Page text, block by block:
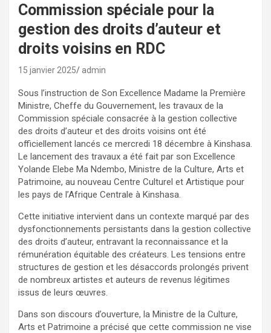
Commission spéciale pour la
gestion des droits d’auteur et
droits voisins en RDC
15 janvier 2025 admin
Sous l’instruction de Son Excellence Madame la Première
Ministre, Cheffe du Gouvernement, les travaux de la
Commission spéciale consacrée à la gestion collective
des droits d’auteur et des droits voisins ont été
officiellement lancés ce mercredi 18 décembre à Kinshasa.
Le lancement des travaux a été fait par son Excellence
Yolande Elebe Ma Ndembo, Ministre de la Culture, Arts et
Patrimoine, au nouveau Centre Culturel et Artistique pour
les pays de l’Afrique Centrale à Kinshasa.
Cette initiative intervient dans un contexte marqué par des
dysfonctionnements persistants dans la gestion collective
des droits d’auteur, entravant la reconnaissance et la
rémunération équitable des créateurs. Les tensions entre
structures de gestion et les désaccords prolongés privent
de nombreux artistes et auteurs de revenus légitimes
issus de leurs œuvres.
Dans son discours d’ouverture, la Ministre de la Culture,
Arts et Patrimoine a précisé que cette commission ne vise